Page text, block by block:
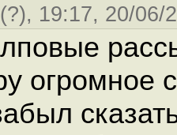
(?), 19:17, 20/06/
огромное